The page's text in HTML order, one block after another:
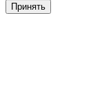
Принять